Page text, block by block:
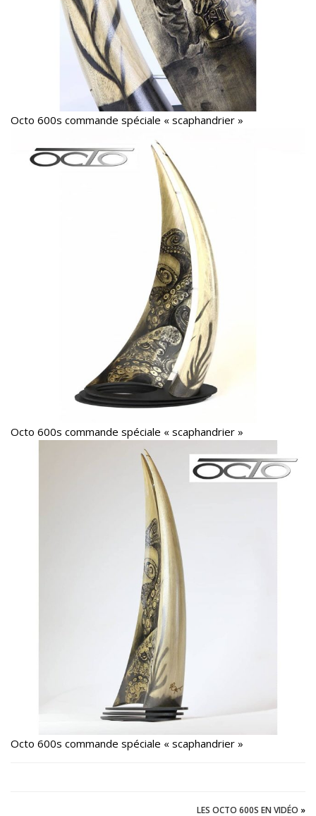
Octo 600s commande spéciale « scaphandrier »
Octo 600s commande spéciale « scaphandrier »
Octo 600s commande spéciale « scaphandrier »
LES OCTO 600S EN VIDÉO »